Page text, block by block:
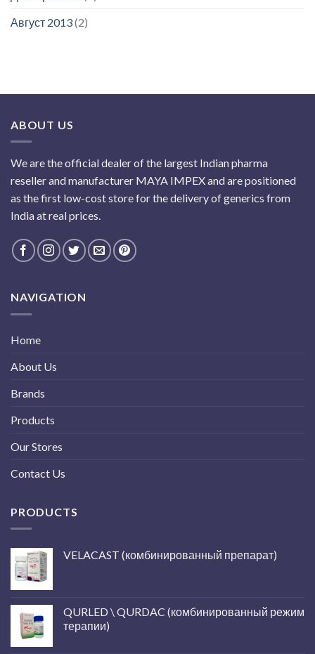
Август 2013(2)
ABOUT US
We are the official dealer of the largest Indian pharma
reseller and manufacturer MAYA IMPEX and are positioned
as the first low-cost store for the delivery of generics from
India at real prices.
NAVIGATION
Home
About Us
Brands
Products
Our Stores
Contact Us
PRODUCTS
VELACAST (комбинированный препарат)
QURLED \ QURDAC (комбинированный режим
терапии)